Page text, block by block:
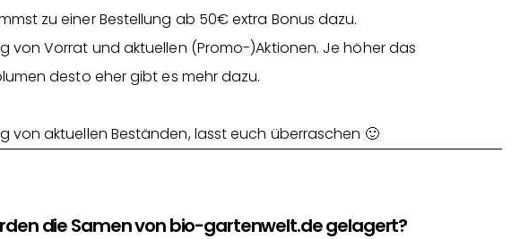
zu einer Bestellung ab 50€ extra Bonus dazu.
von Vorrat und aktuellen (Promo-)Aktionen. Je höher das
desto eher gibt es mehr dazu.
von aktuellen Beständen, lasst euch überraschen 🙂
die Samen von bio-gartenwelt.de gelagert?